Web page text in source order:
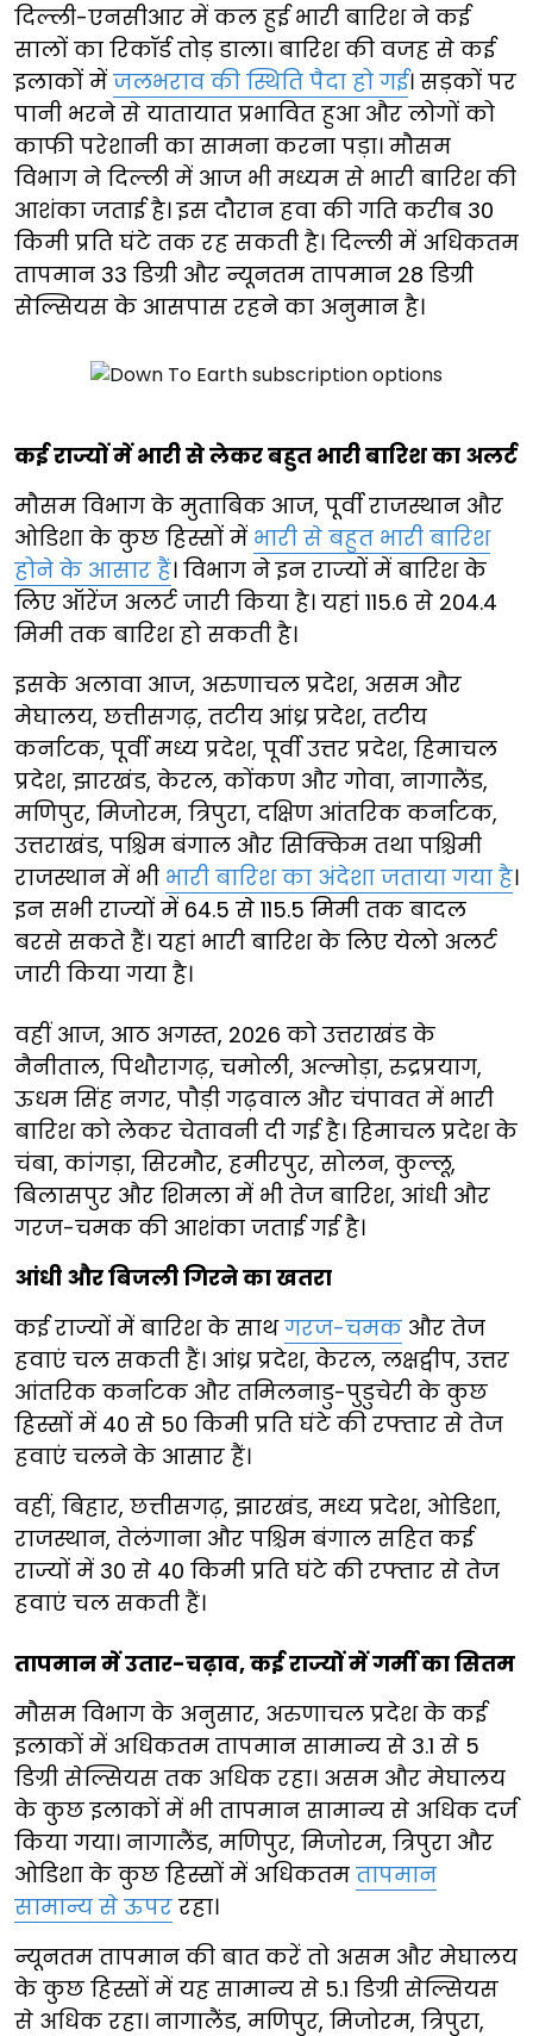
दिल्ली-एनसीआर में कल हुई भारी बारिश ने कई
सालों का रिकॉर्ड तोड़ डाला। बारिश की वजह से कई
इलाकों में जलभराव की स्थिति पैदा हो गई। सड़कों पर
पानी भरने से यातायात प्रभावित हुआ और लोगों को
काफी परेशानी का सामना करना पड़ा। मौसम
विभाग ने दिल्ली में आज भी मध्यम से भारी बारिश की
आशंका जताई है। इस दौरान हवा की गति करीब 30
किमी प्रति घंटे तक रह सकती है। दिल्ली में अधिकतम
तापमान 33 डिग्री और न्यूनतम तापमान 28 डिग्री
सेल्सियस के आसपास रहने का अनुमान है।
कई राज्यों में भारी से लेकर बहुत भारी बारिश का अलर्ट
मौसम विभाग के मुताबिक आज, पूर्वी राजस्थान और
ओडिशा के कुछ हिस्सों में भारी से बहुत भारी बारिश
होने के आसार हैं। विभाग ने इन राज्यों में बारिश के
लिए ऑरेंज अलर्ट जारी किया है। यहां 115.6 से 204.4
मिमी तक बारिश हो सकती है।
इसके अलावा आज, अरुणाचल प्रदेश, असम और
मेघालय, छत्तीसगढ़, तटीय आंध्र प्रदेश, तटीय
कर्नाटक, पूर्वी मध्य प्रदेश, पूर्वी उत्तर प्रदेश, हिमाचल
प्रदेश, झारखंड, केरल, कोंकण और गोवा, नागालैंड,
मणिपुर, मिजोरम, त्रिपुरा, दक्षिण आंतरिक कर्नाटक,
उत्तराखंड, पश्चिम बंगाल और सिक्किम तथा पश्चिमी
राजस्थान में भी भारी बारिश का अंदेशा जताया गया है।
इन सभी राज्यों में 64.5 से 115.5 मिमी तक बादल
बरसे सकते हैं। यहां भारी बारिश के लिए येलो अलर्ट
जारी किया गया है।
वहीं आज, आठ अगस्त, 2026 को उत्तराखंड के
नैनीताल, पिथौरागढ़, चमोली, अल्मोड़ा, रुद्रप्रयाग,
ऊधम सिंह नगर, पौड़ी गढ़वाल और चंपावत में भारी
बारिश को लेकर चेतावनी दी गई है। हिमाचल प्रदेश के
चंबा, कांगड़ा, सिरमौर, हमीरपुर, सोलन, कुल्लू,
बिलासपुर और शिमला में भी तेज बारिश, आंधी और
गरज-चमक की आशंका जताई गई है।
आंधी और बिजली गिरने का खतरा
कई राज्यों में बारिश के साथगरज-चमक और तेज
हवाएं चल सकती हैं। आंध्र प्रदेश, केरल, लक्षद्वीप, उत्तर
आंतरिक कर्नाटक और तमिलनाडु-पुडुचेरी के कुछ
हिस्सों में 40 से 50 किमी प्रति घंटे की रफ्तार से तेज
हवाएं चलने के आसार हैं।
वहीं, बिहार, छत्तीसगढ़, झारखंड, मध्य प्रदेश, ओडिशा,
राजस्थान, तेलंगाना और पश्चिम बंगाल सहित कई
राज्यों में 30 से 40 किमी प्रति घंटे की रफ्तार से तेज
हवाएं चल सकती हैं।
तापमान में उतार-चढ़ाव, कई राज्यों में गर्मी का सितम
मौसम विभाग के अनुसार, अरुणाचल प्रदेश के कई
इलाकों में अधिकतम तापमान सामान्य से 3.1 से 5
डिग्री सेल्सियस तक अधिक रहा। असम और मेघालय
के कुछ इलाकों में भी तापमान सामान्य से अधिक दर्ज
किया गया। नागालैंड, मणिपुर, मिजोरम, त्रिपुरा और
ओडिशा के कुछ हिस्सों में अधिकतम तापमान
सामान्य से ऊपर रहा।
न्यूनतम तापमान की बात करें तो असम और मेघालय
के कुछ हिस्सों में यह सामान्य से 5.1 डिग्री सेल्सियस
से अधिक रहा। नागालैंड, मणिपुर, मिजोरम, त्रिपुरा,